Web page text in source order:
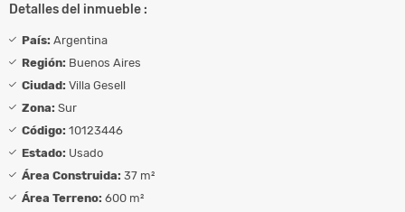
Detalles del inmueble :
País: Argentina
Región: Buenos Aires
Ciudad: Villa Gesell
Zona: Sur
Código: 10123446
Estado: Usado
Área Construida: 37 m²
Área Terreno: 600 m²